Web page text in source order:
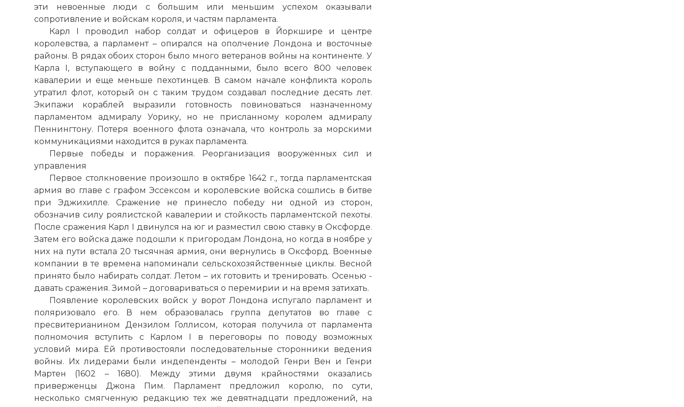
эти невоенные люди с большим или меньшим успехом оказывали
сопротивление и войскам короля, и частям парламента.
Карл I проводил набор солдат и офицеров в Йоркшире и центре
королевства, а парламент – опирался на ополчение Лондона и восточные
районы. В рядах обоих сторон было много ветеранов войны на континенте. У
Карла I, вступающего в войну с подданными, было всего 800 человек
кавалерии и еще меньше пехотинцев. В самом начале конфликта король
утратил флот, который он с таким трудом создавал последние десять лет.
Экипажи кораблей выразили готовность повиноваться назначенному
парламентом адмиралу Уорику, но не присланному королем адмиралу
Пеннингтону. Потеря военного флота означала, что контроль за морскими
коммуникациями находится в руках парламента.
Первые победы и поражения. Реорганизация вооруженных сил и
управления
Первое столкновение произошло в октябре 1642 г., тогда парламентская
армия во главе с графом Эссексом и королевские войска сошлись в битве
при Эджихилле. Сражение не принесло победу ни одной из сторон,
обозначив силу роялистской кавалерии и стойкость парламентской пехоты.
После сражения Карл I двинулся на юг и разместил свою ставку в Оксфорде.
Затем его войска даже подошли к пригородам Лондона, но когда в ноябре у
них на пути встала 20 тысячная армия, они вернулись в Оксфорд. Военные
компании в те времена напоминали сельскохозяйственные циклы. Весной
принято было набирать солдат. Летом – их готовить и тренировать. Осенью -
давать сражения. Зимой – договариваться о перемирии и на время затихать.
Появление королевских войск у ворот Лондона испугало парламент и
поляризовало его. В нем образовалась группа депутатов во главе с
пресвитерианином Дензилом Голлисом, которая получила от парламента
полномочия вступить с Карлом I в переговоры по поводу возможных
условий мира. Ей противостояли последовательные сторонники ведения
войны. Их лидерами были индепенденты – молодой Генри Вен и Генри
Мартен (1602 – 1680). Между этими двумя крайностями оказались
приверженцы Джона Пим. Парламент предложил королю, по сути,
несколько смягченную редакцию тех же девятнадцати предложений, на